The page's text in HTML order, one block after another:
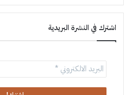
اشترك في النشرة البريدية